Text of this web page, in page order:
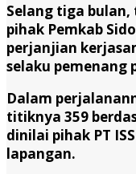
Selang tiga bulan,
pihak Pemkab
perjanjian
selaku pemenang
Dalam
titiknya 359
dinilai pihak PT
lapangan.